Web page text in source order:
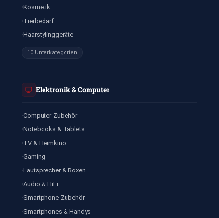
Kosmetik
Tierbedarf
Haarstylinggeräte
10 Unterkategorien
Elektronik & Computer
Computer-Zubehör
Notebooks & Tablets
TV & Heimkino
Gaming
Lautsprecher & Boxen
Audio & HiFi
Smartphone-Zubehör
Smartphones & Handys